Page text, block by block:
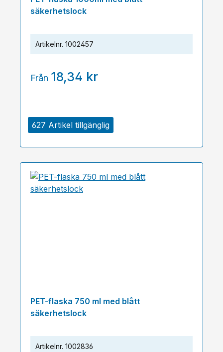
627 Artikel tillgänglig
säkerhetslock
Artikelnr. 1002457
Från 18,34 kr
PET-flaska 750 ml med blått
säkerhetslock
Artikelnr. 1002836